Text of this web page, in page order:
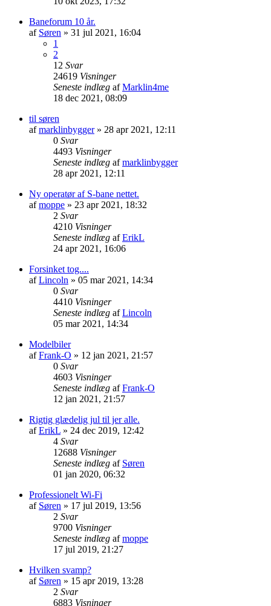
Baneforum 10 år.
af Søren » 31 jul 2021, 16:04
1
2
12 Svar
24619 Visninger
Seneste indlæg afMarklin4me
18 dec 2021, 08:09
til søren
afmarklinbygger» 28 apr 2021, 12:11
0 Svar
4493 Visninger
Seneste indlæg afmarklinbygger
28 apr 2021, 12:11
Ny operatør af S-bane nettet.
afmoppe » 23 apr 2021, 18:32
2 Svar
4210 Visninger
Seneste indlæg afErikL
24 apr 2021, 16:06
Forsinket tog....
afLincoln » 05 mar 2021, 14:34
0 Svar
4410 Visninger
Seneste indlæg afLincoln
05 mar 2021, 14:34
Modelbiler
afFrank-O » 12 jan 2021, 21:57
0 Svar
4603 Visninger
Seneste indlæg afFrank-O
12 jan 2021, 21:57
Rigtig glædelig jul til jer alle.
afErikL » 24 dec 2019, 12:42
4 Svar
12688 Visninger
Seneste indlæg af Søren
01 jan 2020, 06:32
Professionelt Wi-Fi
af Søren » 17 jul 2019, 13:56
2 Svar
9700 Visninger
Seneste indlæg afmoppe
17 jul 2019, 21:27
Hvilken svamp?
af Søren » 15 apr 2019, 13:28
2 Svar
6883 Visninger